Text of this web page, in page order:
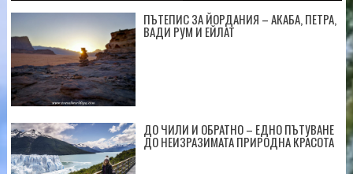
ПЪТЕПИС ЗА ЙОРДАНИЯ – АКАБА, ПЕТРА,
ВАДИ РУМ И ЕЙЛАТ
ДО ЧИЛИ И ОБРАТНО – ЕДНО ПЪТУВАНЕ
ДО НЕИЗРАЗИМАТА ПРИРОДНА КРАСОТА